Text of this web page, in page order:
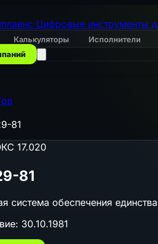
Цифровые инструменты
Калькуляторы Исполнители
81
17.020
81
система обеспечения
30.10.1981